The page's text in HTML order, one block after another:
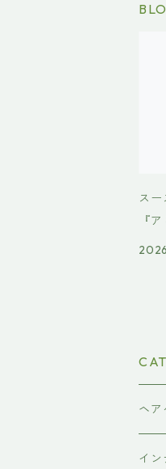
ス
『
ジヘ
ヘア
シャ
イン